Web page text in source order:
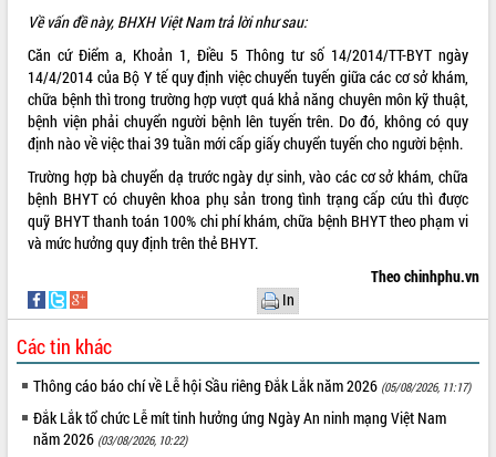
HỆ THỐNG VĂN BẢN
VĂN BẢN HĐND TỈNH
ĐIỂM TIN VĂN BẢN
QUY HOẠCH - KẾ HOẠCH
Về vấn đề này, BHXH Việt Nam trả lời như sau:
Căn cứ Điểm a, Khoản 1, Điều 5 Thông tư số 14/2014/TT-BYTngày
14/4/2014 của Bộ Y tế quy định việc chuyển tuyến giữa các cơ sở khám,
chữa bệnh thì trong trường hợp vượt quá khả năng chuyên môn kỹ thuật,
bệnh viện phải chuyển người bệnh lên tuyến trên. Do đó, không có quy
định nào về việc thai 39 tuần mới cấp giấy chuyển tuyến cho người bệnh.
Trường hợp bà chuyển dạ trước ngày dự sinh, vào các cơ sở khám, chữa
bệnh BHYT có chuyên khoa phụ sản trong tình trạng cấp cứu thì được
quỹ BHYT thanh toán 100% chi phí khám, chữa bệnh BHYT theo phạm vi
và mức hưởng quy định trên thẻ BHYT.
Theo chinhphu.vn
In
Các tin khác
Thông cáo báo chí về Lễ hội Sầu riêng Đắk Lắk năm 2026 (05/08/2026, 11:17)
Đắk Lắk tổ chức Lễ mít tinh hưởng ứng Ngày An ninh mạng Việt Nam
năm 2026 (03/08/2026, 10:22)